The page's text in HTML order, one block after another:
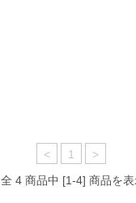
< 1
>
全 4 商品中 [1-4] 商品を